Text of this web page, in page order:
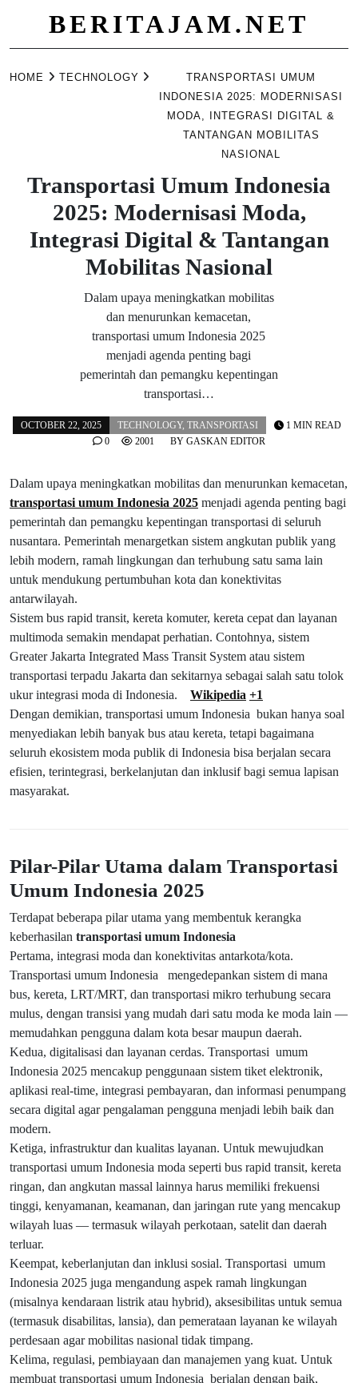
BERITAJAM.NET
HOME TECHNOLOGY
TRANSPORTASI UMUM
INDONESIA 2025: MODERNISASI
MODA, INTEGRASI DIGITAL &
TANTANGAN MOBILITAS
NASIONAL
Transportasi Umum Indonesia
2025: Modernisasi Moda,
Integrasi Digital & Tantangan
Mobilitas Nasional
Dalam upaya meningkatkan mobilitas
dan menurunkan kemacetan,
transportasi umum Indonesia 2025
menjadi agenda penting bagi
pemerintah dan pemangku kepentingan
transportasi…
OCTOBER 22, 2025 TECHNOLOGY, TRANSPORTASI
BY GASKAN EDITOR
1 MIN READ
0
2001
Dalam upaya meningkatkan mobilitas dan menurunkan kemacetan,
transportasi umum Indonesia 2025 menjadi agenda penting bagi
pemerintah dan pemangku kepentingan transportasi di seluruh
nusantara. Pemerintah menargetkan sistem angkutan publik yang
lebih modern, ramah lingkungan dan terhubung satu sama lain
untuk mendukung pertumbuhan kota dan konektivitas
antarwilayah.
Sistem bus rapid transit, kereta komuter, kereta cepat dan layanan
multimoda semakin mendapat perhatian. Contohnya, sistem
Greater Jakarta Integrated Mass Transit System atau sistem
transportasi terpadu Jakarta dan sekitarnya sebagai salah satu tolok
ukur integrasi moda di Indonesia.
Wikipedia +1
Dengan demikian, transportasi umum Indonesia bukan hanya soal
menyediakan lebih banyak bus atau kereta, tetapi bagaimana
seluruh ekosistem moda publik di Indonesia bisa berjalan secara
efisien, terintegrasi, berkelanjutan dan inklusif bagi semua lapisan
masyarakat.
Pilar-Pilar Utama dalam Transportasi
Umum Indonesia 2025
Terdapat beberapa pilar utama yang membentuk kerangka
keberhasilan transportasi umum Indonesia
Pertama, integrasi moda dan konektivitas antarkota/kota.
Transportasi umum Indonesia mengedepankan sistem di mana
bus, kereta, LRT/MRT, dan transportasi mikro terhubung secara
mulus, dengan transisi yang mudah dari satu moda ke moda lain —
memudahkan pengguna dalam kota besar maupun daerah.
Kedua, digitalisasi dan layanan cerdas. Transportasi umum
Indonesia 2025 mencakup penggunaan sistem tiket elektronik,
aplikasi real-time, integrasi pembayaran, dan informasi penumpang
secara digital agar pengalaman pengguna menjadi lebih baik dan
modern.
Ketiga, infrastruktur dan kualitas layanan. Untuk mewujudkan
transportasi umum Indonesia moda seperti bus rapid transit, kereta
ringan, dan angkutan massal lainnya harus memiliki frekuensi
tinggi, kenyamanan, keamanan, dan jaringan rute yang mencakup
wilayah luas — termasuk wilayah perkotaan, satelit dan daerah
terluar.
Keempat, keberlanjutan dan inklusi sosial. Transportasi umum
Indonesia 2025 juga mengandung aspek ramah lingkungan
(misalnya kendaraan listrik atau hybrid), aksesibilitas untuk semua
(termasuk disabilitas, lansia), dan pemerataan layanan ke wilayah
perdesaan agar mobilitas nasional tidak timpang.
Kelima, regulasi, pembiayaan dan manajemen yang kuat. Untuk
membuat transportasi umum Indonesia berjalan dengan baik,